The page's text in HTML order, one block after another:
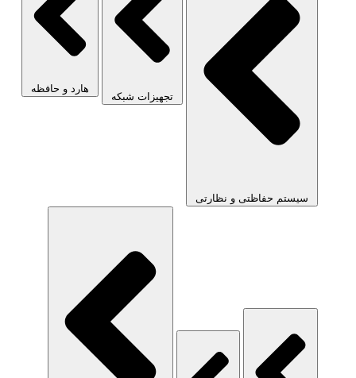
سیستم حفاظتی و نظارتی
تجهیزات شبکه
هارد و حافظه